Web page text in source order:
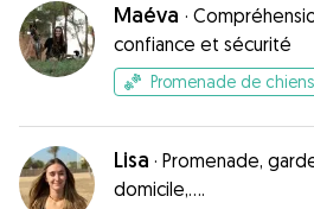
Maéva ·
confiance et sécurité
Promenade de chiens
Lisa · Promenade,
domicile,….